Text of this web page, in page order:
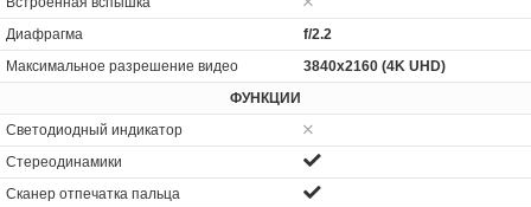
Диафрагма
f/2.2
Максимальное разрешение видео
3840x2160 (4K UHD)
ФУНКЦИИ
Светодиодный индикатор
Стереодинамики
Сканер отпечатка пальца